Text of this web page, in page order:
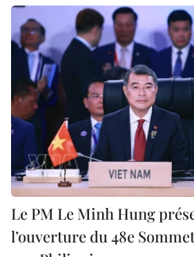
Le PM Le Minh Hung
l’ouverture du 48e